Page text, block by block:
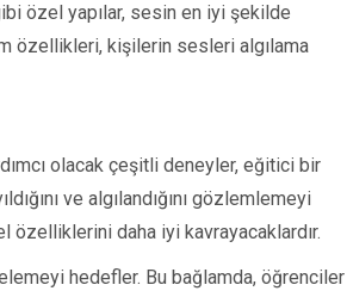
özel yapılar, sesin en iyi şekilde
özellikleri, kişilerin sesleri algılama
olacak çeşitli deneyler, eğitici bir
ve algılandığını gözlemlemeyi
daha iyi kavrayacaklardır.
hedefler. Bu bağlamda, öğrenciler